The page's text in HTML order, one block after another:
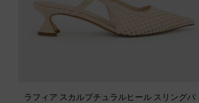
ラフィア スカルプチュラルヒール スリングバ